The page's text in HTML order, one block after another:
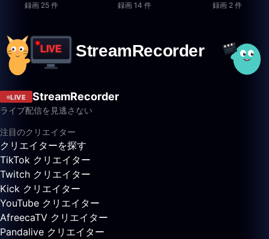
録画 25 件 録画 14 件 録画 2 件
LIVE StreamRecorder
ライブ配信を見逃さない
注目のクリエイター
クリエイターを探す
TikTok クリエイター
Twitch クリエイター
Kick クリエイター
YouTube クリエイター
AfreecaTV クリエイター
Pandalive クリエイター